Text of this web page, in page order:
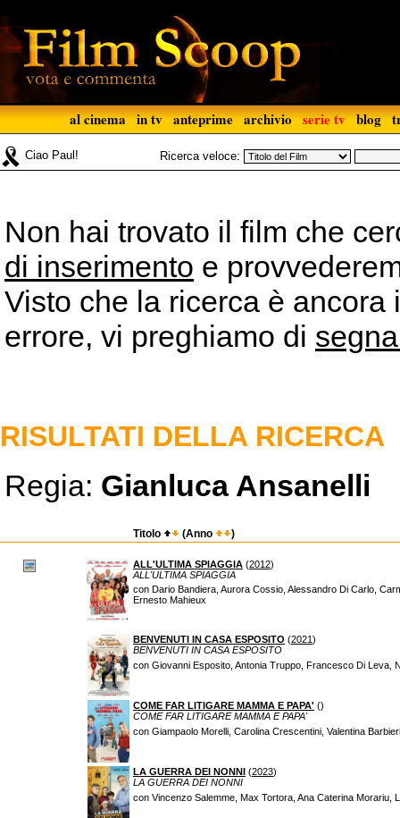
al cinema in tv anteprime archivio serie tv blog
Ciao Paul! Ricerca veloce:
Non hai trovato il film che
di inserimento e
Visto che la ricerca è
errore, vi preghiamo di
RISULTATI DELLA RICERCA
Regia: Gianluca Ansanelli
Titolo (Anno )
ALL'ULTIMA SPIAGGIA (2012)
ALL'ULTIMA SPIAGGIA
con Dario Bandiera, Aurora Cossio, Alessandro Di Carlo,
Ernesto Mahieux
BENVENUTI IN CASA ESPOSITO (2021)
BENVENUTI IN CASA ESPOSITO
con Giovanni Esposito, Antonia Truppo, Francesco Di Leva,
COME FAR LITIGARE MAMMA E PAPA' ()
COME FAR LITIGARE MAMMA E PAPA'
con Giampaolo Morelli, Carolina Crescentini, Valentina
LA GUERRA DEI NONNI (2023)
LA GUERRA DEI NONNI
con Vincenzo Salemme, Max Tortora, Ana Caterina Morariu,